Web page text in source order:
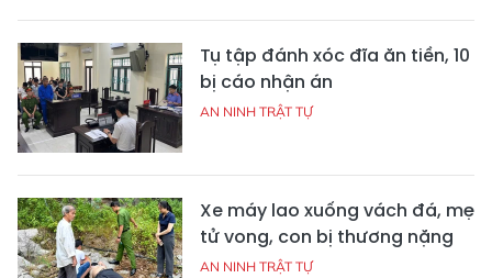
Tụ tập đánh xóc đĩa ăn tiền, 10
bị cáo nhận án
AN NINH TRẬT TỰ
Xe máy lao xuống vách đá, mẹ
tử vong, con bị thương nặng
AN NINH TRẬT TỰ